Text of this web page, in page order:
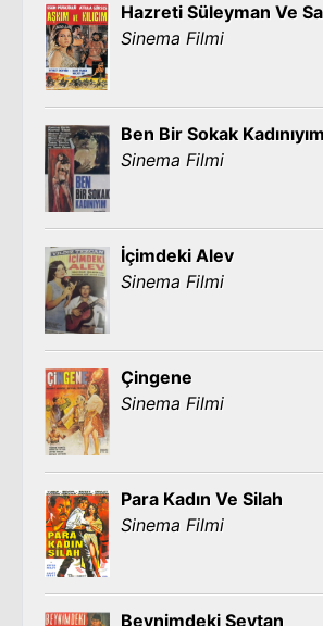
Hazreti Süleyman Ve
Sinema Filmi
Ben Bir Sokak Kadınıyım
Sinema Filmi
İçimdeki Alev
Sinema Filmi
Çingene
Sinema Filmi
Para Kadın Ve Silah
Sinema Filmi
Beynimdeki Şeytan